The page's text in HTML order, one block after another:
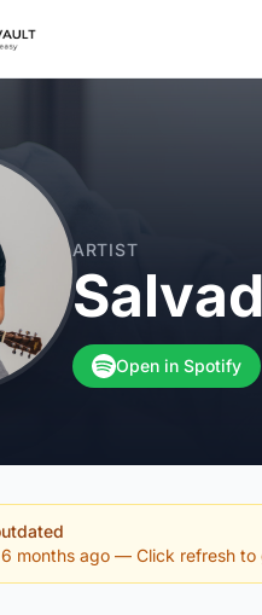
ARTIST
Open in Spotify
months ago — Click refresh to